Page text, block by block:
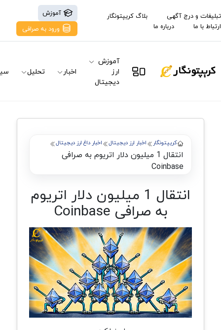
تبلیغات و درج آگهی
بلاگ کریپتونگار
ارتباط با ما
درباره ما
آموزش
ورود به صرافی
آموزش
ارز
دیجیتال
اخبار تحلیل
کریپتونگار اخبار ارز دیجیتال اخبار داغ ارز دیجیتال
انتقال 1 میلیون دلار اتریوم به صرافی
Coinbase
انتقال 1 میلیون دلار اتریوم
به صرافی Coinbase